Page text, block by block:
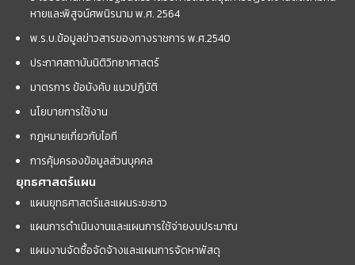
หายและพิสูจน์ศพนิรนาม พ.ศ. 2564
พ.ร.บ.ข้อมูลข่าวสารของทางราชการ พ.ศ.2540
ประกาศสถาบันนิติวิทยาศาสตร์
มาตรการ ข้อบังคับ แนวปฏิบัติ
นโยบายการใช้งาน
กฎหมายเกี่ยวกับไอที
การคุ้มครองข้อมูลส่วนบุคคล
ยุทธศาสตร์แผน
แผนยุทธศาสตร์และแผนระยะยาว
แผนการดำเนินงานและแผนการใช้จ่ายงบประมาณ
แผนงานจัดซื้อจัดจ้างและแผนการจัดหาพัสดุ